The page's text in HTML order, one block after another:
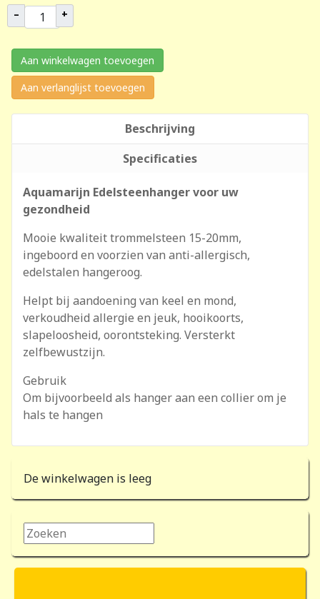
– +
Aan winkelwagen toevoegen
Aan verlanglijst toevoegen
Beschrijving
Specificaties
Aquamarijn Edelsteenhanger voor uw
gezondheid
Mooie kwaliteit trommelsteen 15-20mm,
ingeboord en voorzien van anti-allergisch,
edelstalen hangeroog.
Helpt bij aandoening van keel en mond,
verkoudheid allergie en jeuk, hooikoorts,
slapeloosheid, oorontsteking. Versterkt
zelfbewustzijn.
Gebruik
Om bijvoorbeeld als hanger aan een collier om je
hals te hangen
De winkelwagen is leeg
Zoeken...